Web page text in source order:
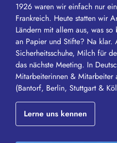
1926 waren wir einfach nur
Frankreich. Heute statten wir
Ländern mit allem aus, was
an Papier und Stifte? Na klar.
Sicherheitsschuhe, Milch für
das nächste Meeting. In
Mitarbeiterinnen & Mitarbeiter
(Bantorf, Berlin, Stuttgart &
Lerne uns kennen